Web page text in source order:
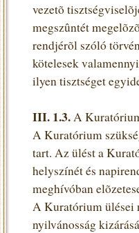
vezetõ
megszûntét
rendjérõl szóló
kötelesek
ilyen tisztséget
III. 1.3.A
A Kuratórium
tart. Az ülést a
helyszínét és
meghívóban
A Kuratórium ülései
nyilvánosság